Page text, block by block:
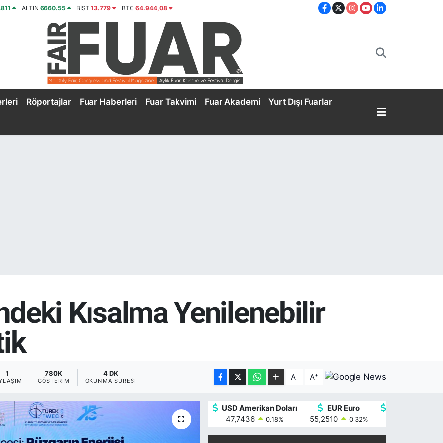
ALTIN 6660.55 BİST13.779 BTC 64.944,08
Röportajlar Fuar Haberleri Fuar Takvimi Fuar Akademi Yurt Dışı Fuarlar
Kısalma Yenilenebilir
1 780K
GÖSTERIM
4 DK
OKUNMA SÜRESI A- A+
USD Amerikan Doları
47,7436
0.18%
EUR Euro
55,2510
0.32%